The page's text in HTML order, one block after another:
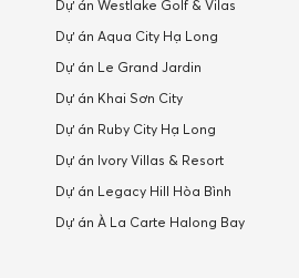
Dự án Westlake Golf & Vilas
Dự án Aqua City Hạ Long
Dự án Le Grand Jardin
Dự án Khai Sơn City
Dự án Ruby City Hạ Long
Dự án Ivory Villas & Resort
Dự án Legacy Hill Hòa Bình
Dự án À La Carte Halong Bay